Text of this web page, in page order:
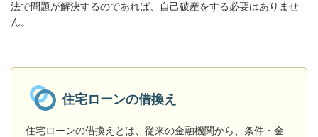
法で問題が解決するのであれば、自己破産をする必要はありませ
ん。
住宅ローンの借換え
住宅ローンの借換えとは、従来の金融機関から、条件・金